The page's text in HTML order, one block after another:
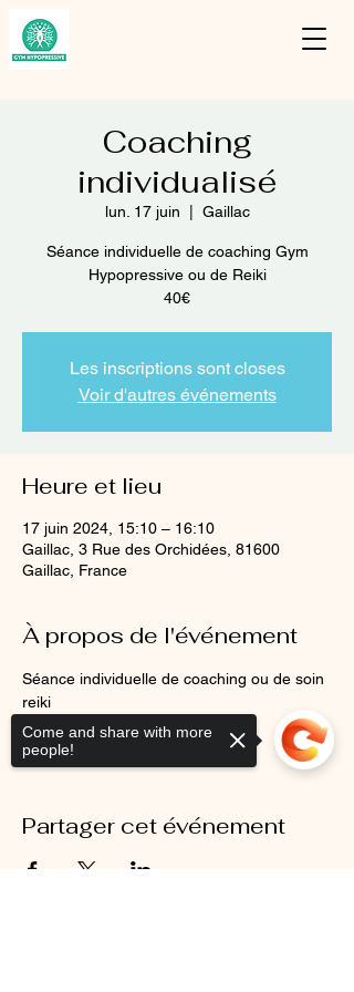
Coaching
individualisé
lun. 17 juin Gaillac
Séance individuelle de coaching Gym
Hypopressive ou de Reiki
40€
Les inscriptions sont closes
Voir d'autres événements
Heure et lieu
17 juin 2024, 15:10 – 16:10
Gaillac, 3 Rue des Orchidées, 81600
Gaillac, France
À propos de l'événement
Séance individuelle de coaching ou de soin
reiki
Partager cet événement
Come and share with more
people!